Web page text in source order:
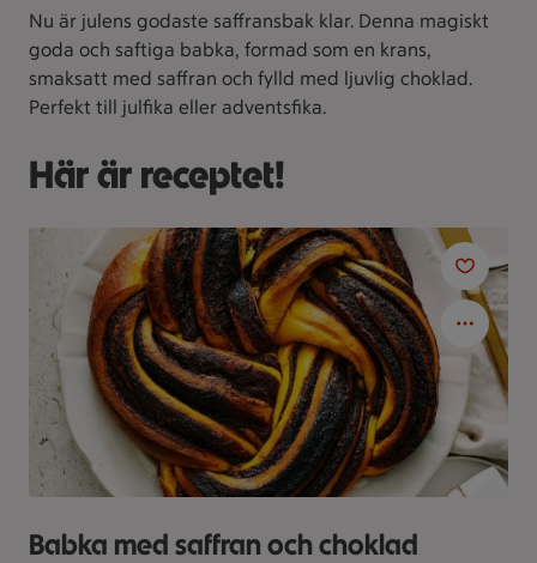
Nu är julens godaste saffransbak klar. Denna magiskt
goda och saftiga babka, formad som en krans,
smaksatt med saffran och fylld med ljuvlig choklad.
Perfekt till julfika eller adventsfika.
Här är receptet!
Babka med saffran och choklad